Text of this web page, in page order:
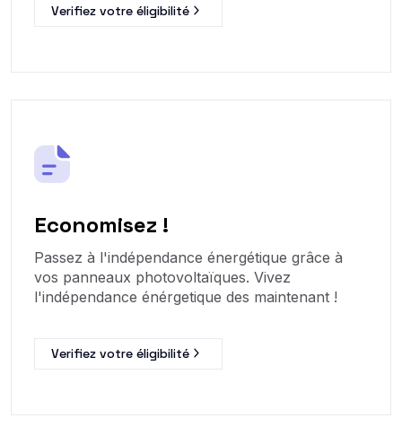
Verifiez votre éligibilité
Economisez !
Passez à l'indépendance énergétique grâce à
vos panneaux photovoltaïques. Vivez
l'indépendance énérgetique des maintenant !
Verifiez votre éligibilité